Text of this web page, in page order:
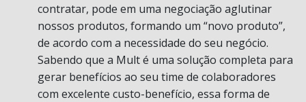
contratar, pode em uma negociação aglutinar
nossos produtos, formando um “novo produto”,
de acordo com a necessidade do seu negócio.
Sabendo que a Mult é uma solução completa para
gerar benefícios ao seu time de colaboradores
com excelente custo-benefício, essa forma de